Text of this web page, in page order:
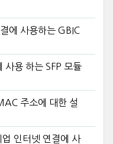
에 사용하는 GBIC
사용 하는 SFP 모듈
주소에 대한 설
인터넷 연결에 사